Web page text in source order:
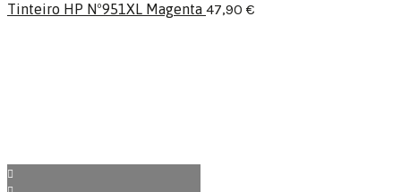
Tinteiro HP Nº951XL Magenta 47,90 €